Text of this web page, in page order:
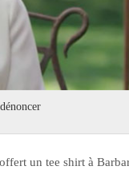
un tee shirt à